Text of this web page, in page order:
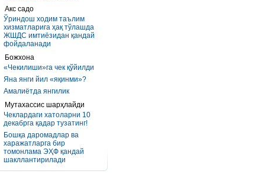
Акс садо
Ўриндош ходим таълим
хизматларига ҳақ тўлашда
ЖШДС имтиёзидан қандай
фойдаланади
Божхона
«Чекилиши»га чек қўйилди
Яна янги йил «яқинми»?
Амалиётда янгилик
Мутахассис шарҳлайди
Чеклардаги хатоларни 10
декабрга қадар тузатинг!
Бошқа даромадлар ва
харажатларга бир
томонлама ЭҲФ қандай
шакллантирилади